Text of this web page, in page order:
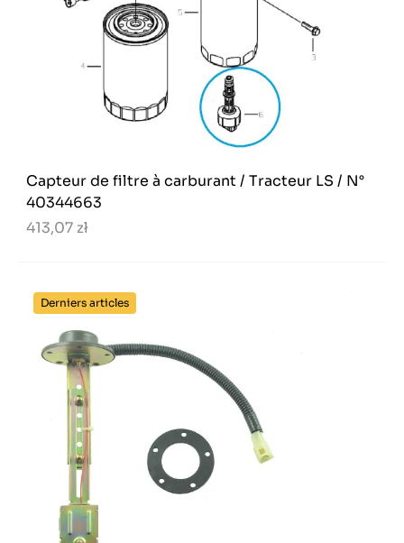
Capteur de filtre à carburant / Tracteur LS / N°
40344663
413,07 zł
Derniers articles